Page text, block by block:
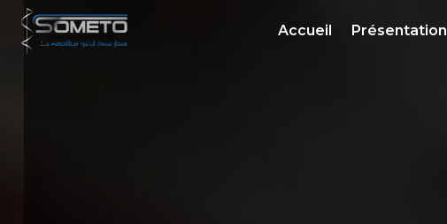
Accueil Présentation
Panneau de gestion des cookies